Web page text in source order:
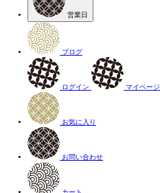
営業日
ブログ
ログイン マイページ
お気に入り
お問い合わせ